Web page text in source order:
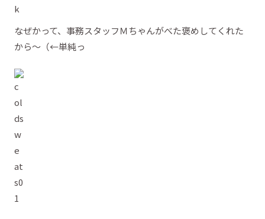
なぜかって、事務スタッフＭちゃんがべた褒めしてくれた
から～（←単純っ